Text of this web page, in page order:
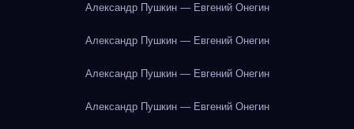
Александр Пушкин — Евгений Онегин
Александр Пушкин — Евгений Онегин
Александр Пушкин — Евгений Онегин
Александр Пушкин — Евгений Онегин